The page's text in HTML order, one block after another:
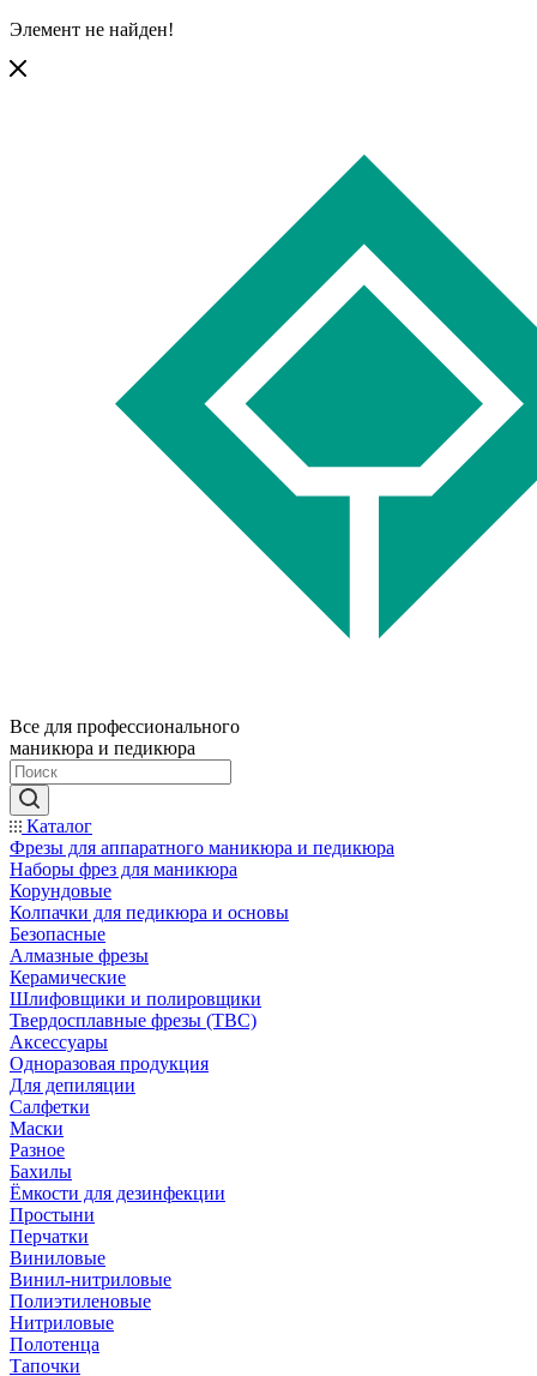
Элемент не найден!
Все для профессионального
маникюра и педикюра
Каталог
Фрезы для аппаратного маникюра и педикюра
Наборы фрез для маникюра
Корундовые
Колпачки для педикюра и основы
Безопасные
Алмазные фрезы
Керамические
Шлифовщики и полировщики
Твердосплавные фрезы (ТВС)
Аксессуары
Одноразовая продукция
Для депиляции
Салфетки
Маски
Разное
Бахилы
Ёмкости для дезинфекции
Простыни
Перчатки
Виниловые
Винил-нитриловые
Полиэтиленовые
Нитриловые
Полотенца
Тапочки